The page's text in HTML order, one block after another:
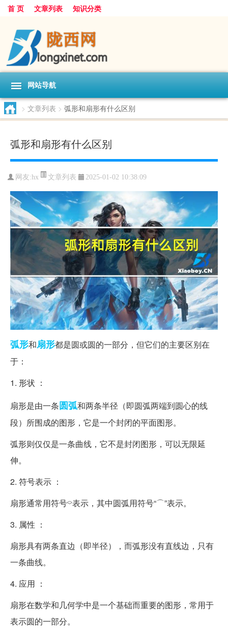
首 页 文章列表 知识分类
网站导航
> 文章列表 > 弧形和扇形有什么区别
弧形和扇形有什么区别
网友:hx 文章列表 2025-01-02 10:38:09
弧形和扇形都是圆或圆的一部分，但它们的主要区别在
于：
1. 形状 ：
扇形是由一条圆弧和两条半径（即圆弧两端到圆心的线
段）所围成的图形，它是一个封闭的平面图形。
弧形则仅仅是一条曲线，它不是封闭图形，可以无限延
伸。
2. 符号表示 ：
扇形通常用符号⌔表示，其中圆弧用符号“⌒”表示。
3. 属性 ：
扇形具有两条直边（即半径），而弧形没有直线边，只有
一条曲线。
4. 应用 ：
扇形在数学和几何学中是一个基础而重要的图形，常用于
表示圆的一部分。